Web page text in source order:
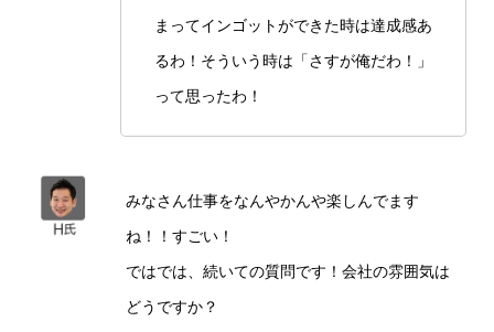
まってインゴットができた時は達成感あ
るわ！そういう時は「さすが俺だわ！」
って思ったわ！
みなさん仕事をなんやかんや楽しんでます
ね！！すごい！
ではでは、続いての質問です！会社の雰囲気は
どうですか？